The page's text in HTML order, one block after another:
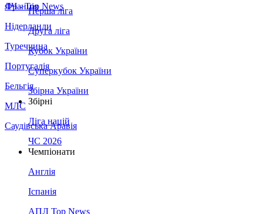
Франція
Нідерланди
Туреччина
Португалія
Бельгія
МЛС
Саудівська Аравія
ЛЧ - Top News
Перша ліга
Друга ліга
Кубок України
Суперкубок України
Збірна України
Збірні
Ліга націй
ЧС 2026
Чемпіонати
Англія
Іспанія
АПЛ Top News